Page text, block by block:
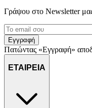
Γράψου στο Νewsletter
Εγγραφή
Πατώντας «Εγγραφή»
ΕΤΑΙΡΕΙΑ